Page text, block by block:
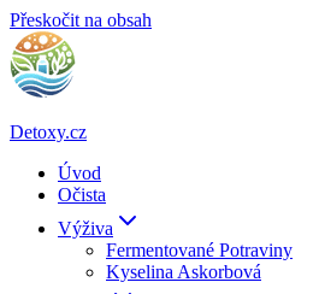
Přeskočit na obsah
Detoxy.cz
Úvod
Očista
Výživa
Fermentované Potraviny
Kyselina Askorbová